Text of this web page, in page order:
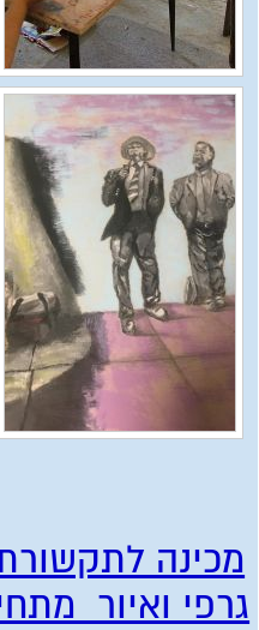
מכינה
גרפי ואיור מתחילה ב